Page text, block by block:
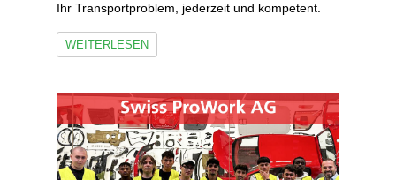
Ihr Transportproblem, jederzeit und kompetent.
WEITERLESEN